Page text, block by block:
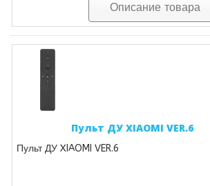
Описание товара
Пульт ДУ XIAOMI VER.6
Пульт ДУ XIAOMI VER.6